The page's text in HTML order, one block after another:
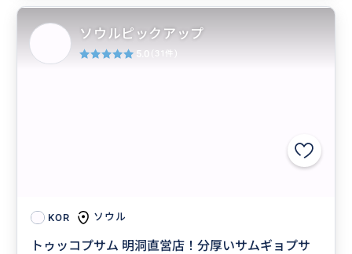
KOR ソウル
トゥッコプサム 明洞直営店！分厚いサムギョプサ
ソウルピックアップ
5.0 (31件)